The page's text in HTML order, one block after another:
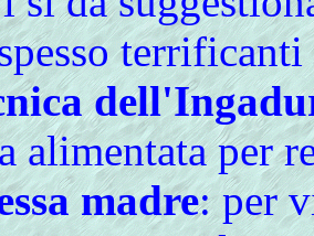
alimentata per
madre: per